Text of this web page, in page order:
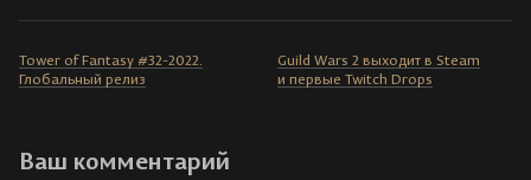
Tower of Fantasy #32-2022.
Глобальный релиз
Guild Wars 2 выходит в Steam
и первые Twitch Drops
Ваш комментарий